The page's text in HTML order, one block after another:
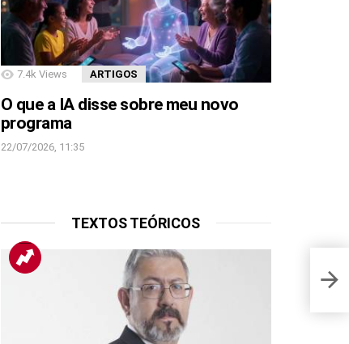
7.4k Views ARTIGOS
O que a IA disse sobre meu novo
programa
22/07/2026, 11:35
TEXTOS TEÓRICOS